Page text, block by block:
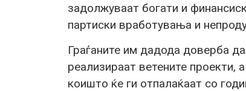
задолжуваат богати и
партиски вработувања и
Граѓаните им дадода доверба
реализираат ветените проекти,
коишто ќе ги отпалаќаат со